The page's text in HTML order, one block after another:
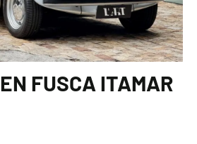
FUSCA ITAMAR